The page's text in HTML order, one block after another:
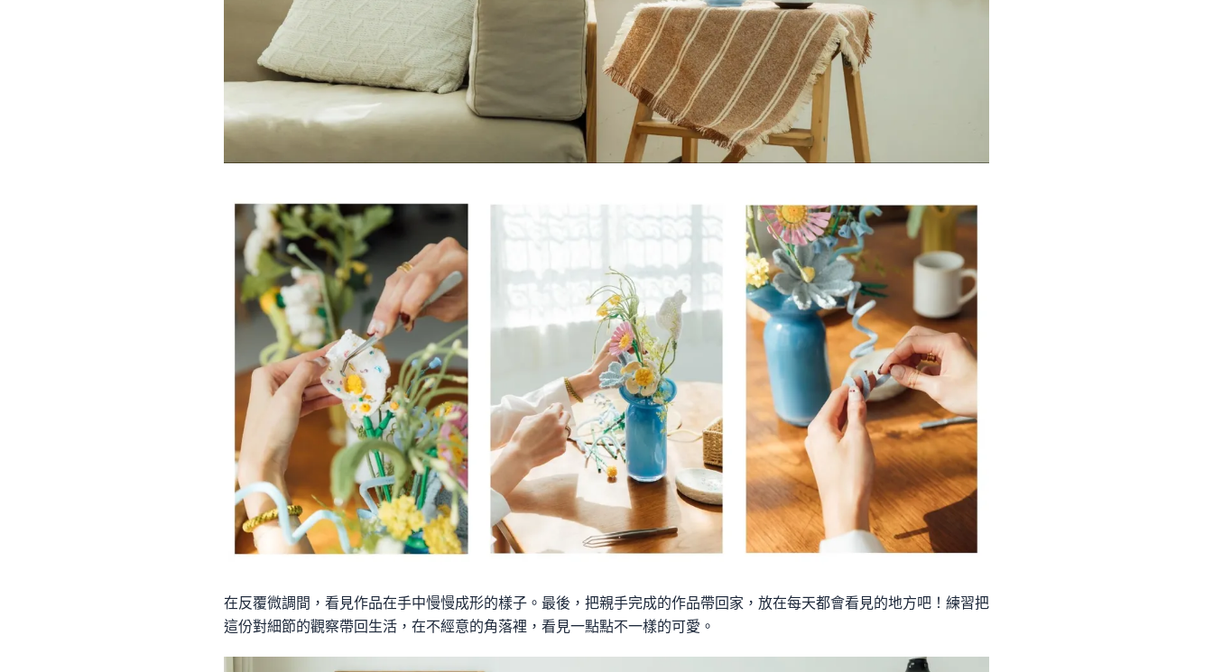
在反覆微調間，看見作品在手中慢慢成形的樣子。最後，把親手完成的作品帶回家，放在每天都會看見的地方吧！練習把
這份對細節的觀察帶回生活，在不經意的角落裡，看見一點點不一樣的可愛。